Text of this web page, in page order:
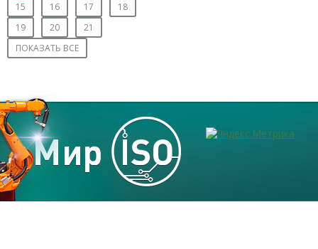
15
16 17
18
19
20
21
ПОКАЗАТЬ ВСЕ